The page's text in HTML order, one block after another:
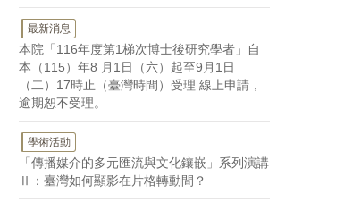
最新消息
本院「116年度第1梯次博士後研究學者」自
本（115）年8 月1日（六）起至9月1日
（二）17時止（臺灣時間）受理 線上申請，
逾期恕不受理。
學術活動
「傳播媒介的多元匯流與文化鑲嵌」系列演講
Ⅱ：臺灣如何顯影在片格轉動間？